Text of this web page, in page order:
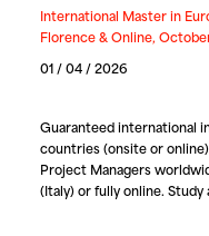
International Master in
Florence & Online,
01 / 04 / 2026
Guaranteed international
countries (onsite or
Project Managers
(Italy) or fully online.